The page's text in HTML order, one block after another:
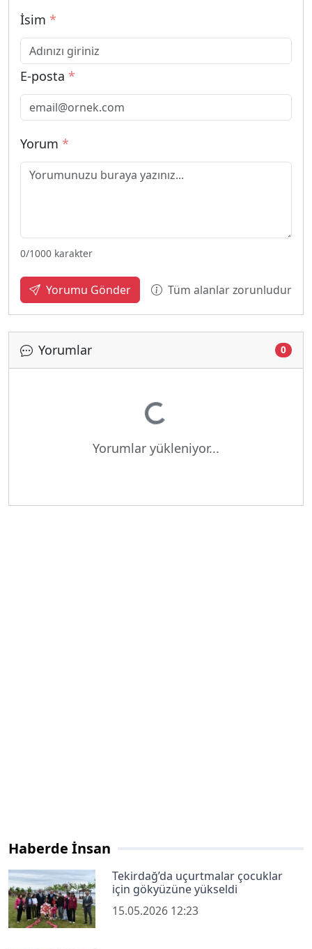
İsim *
E-posta *
Yorum *
0/1000 karakter
Yorumu Gönder Tüm alanlar zorunludur
Yorumlar 0
Yükleniyor...
Yorumlar yükleniyor...
Haberde İnsan
Tekirdağ’da uçurtmalar çocuklar
için gökyüzüne yükseldi
15.05.2026 12:23